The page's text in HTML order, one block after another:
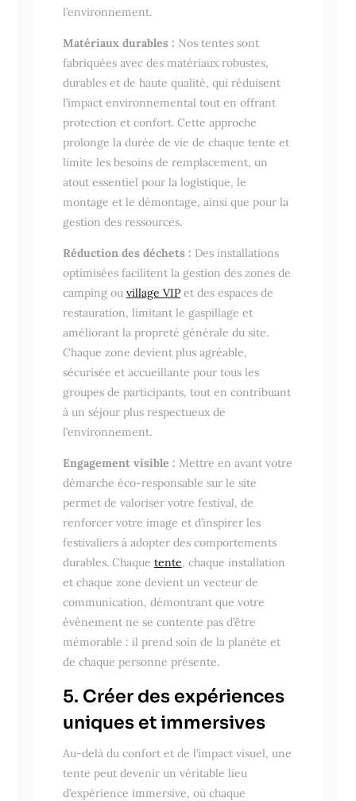
l’environnement.
Matériaux durables : Nos tentes sont
fabriquées avec des matériaux robustes,
durables et de haute qualité, qui réduisent
l’impact environnemental tout en offrant
protection et confort. Cette approche
prolonge la durée de vie de chaque tente et
limite les besoins de remplacement, un
atout essentiel pour la logistique, le
montage et le démontage, ainsi que pour la
gestion des ressources.
Réduction des déchets : Des installations
optimisées facilitent la gestion des zones de
camping ou village VIPet des espaces de
restauration, limitant le gaspillage et
améliorant la propreté générale du site.
Chaque zone devient plus agréable,
sécurisée et accueillante pour tous les
groupes de participants, tout en contribuant
à un séjour plus respectueux de
l’environnement.
Engagement visible : Mettre en avant votre
démarche éco-responsable sur le site
permet de valoriser votre festival, de
renforcer votre image et d’inspirer les
festivaliers à adopter des comportements
durables. Chaque tente, chaque installation
et chaque zone devient un vecteur de
communication, démontrant que votre
événement ne se contente pas d’être
mémorable : il prend soin de la planète et
de chaque personne présente.
5. Créer des expériences
uniques et immersives
Au-delà du confort et de l’impact visuel, une
tente peut devenir un véritable lieu
d’expérience immersive, où chaque